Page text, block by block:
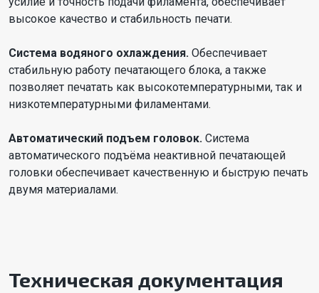
высокое качество и стабильность печати.
Система водяного охлаждения. Обеспечивает
стабильную работу печатающего блока, а также
позволяет печатать как высокотемпературными, так и
низкотемпературными филаментами.
Автоматический подъем головок. Система
автоматического подъёма неактивной печатающей
головки обеспечивает качественную и быструю печать
двумя материалами.
Техническая документация